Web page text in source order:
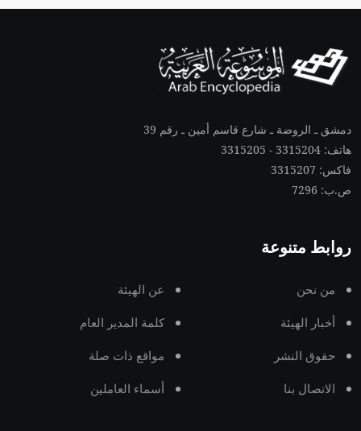
دمشق ـ الروضة ـ شارع قاسم أمين ـ رقم 39
هاتف: 3315204 - 3315205
فاكس: 3315207
ص.ب: 7296
روابط متنوعة
من نحن عن الهيئة
أخبار الهيئة كلمة المدير العام
حقوق النشر مواقع ذات صلة
الاتصال بنا أسماء العاملين